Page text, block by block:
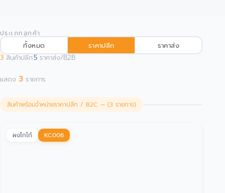
ประเภทลูกค้า
ทั้งหมด ราคาปลีก
ราคาส่ง
3 สินค้าปลีก·5 ราคาส่ง/B2B
แสดง 3 รายการ
สินค้าพร้อมจำหน่ายราคาปลีก / B2C — (3 รายการ)
ผงโกโก้ KC006